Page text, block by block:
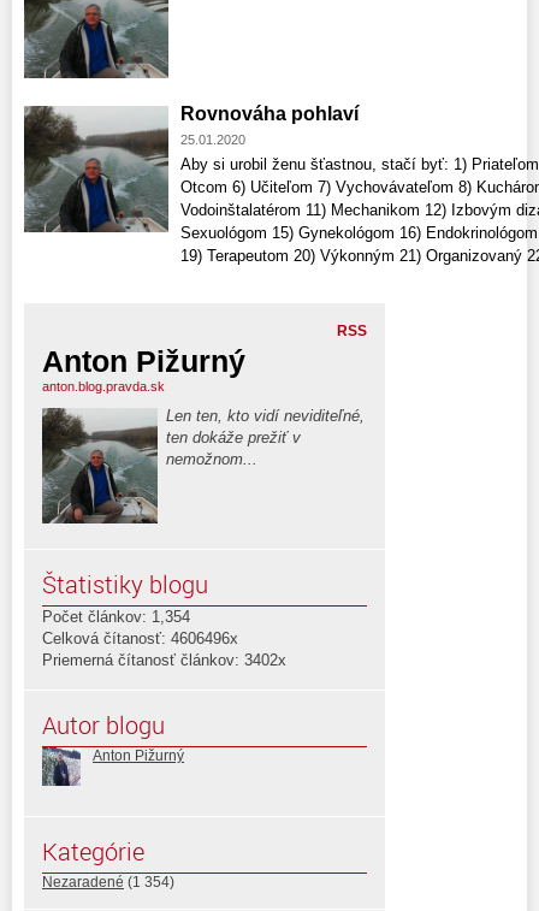
Rovnováha pohlaví
25.01.2020
Aby si urobil ženu šťastnou, stačí byť: 1)
Otcom 6) Učiteľom 7) Vychovávateľom 8)
Vodoinštalatérom 11) Mechanikom 12) Izbovým
Sexuológom 15) Gynekológom 16)
19) Terapeutom 20) Výkonným 21) Organizovaný
RSS
Anton Pižurný
anton.blog.pravda.sk
Len ten, kto vidí neviditeľné,
ten dokáže prežiť v
nemožnom...
Štatistiky blogu
Počet článkov: 1,354
Celková čítanosť: 4606496x
Priemerná čítanosť článkov: 3402x
Autor blogu
Anton Pižurný
Kategórie
Nezaradené (1 354)